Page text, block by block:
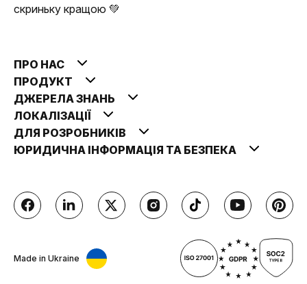
скриньку кращою 💚
ПРО НАС
ПРОДУКТ
ДЖЕРЕЛА ЗНАНЬ
ЛОКАЛІЗАЦІЇ
ДЛЯ РОЗРОБНИКІВ
ЮРИДИЧНА ІНФОРМАЦІЯ ТА БЕЗПЕКА
Made in Ukraine